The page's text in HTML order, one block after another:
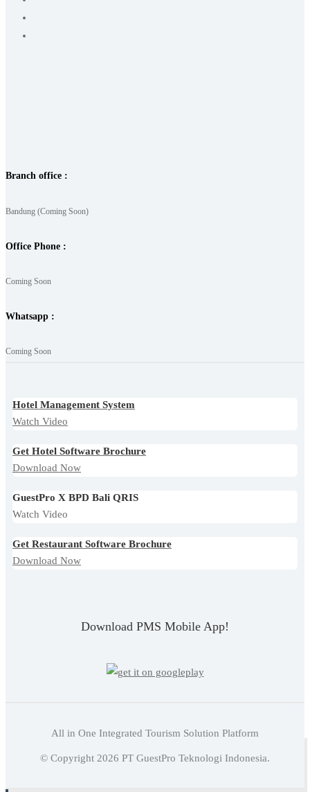
Branch office :
Bandung (Coming Soon)
Office Phone :
Coming Soon
Whatsapp :
Coming Soon
Hotel Management System
Watch Video
Get Hotel Software Brochure
Download Now
GuestPro X BPD Bali QRIS
Watch Video
Get Restaurant Software Brochure
Download Now
Download PMS Mobile App!
All in One Integrated Tourism Solution Platform
© Copyright 2026 PT GuestPro Teknologi Indonesia.
Baca juga: Mengenal Layanan Shuttle Hotel Dan Manfaat